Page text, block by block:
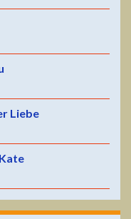
Liebe